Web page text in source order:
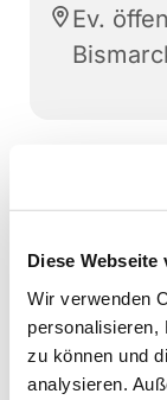
Diese Webseite
Wir verwenden
personalisieren,
zu können und
analysieren.
Ev.